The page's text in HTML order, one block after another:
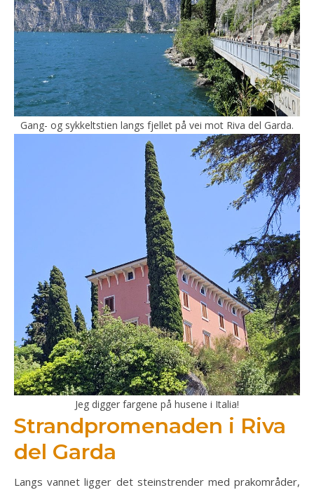
Gang- og sykkeltstien langs fjellet på vei mot Riva del Garda.
Jeg digger fargene på husene i Italia!
Strandpromenaden i Riva
del Garda
Langs vannet ligger det steinstrender med prakområder,